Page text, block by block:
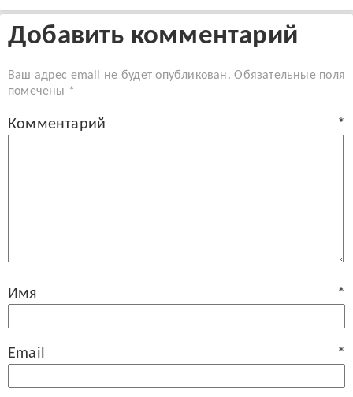
Добавить комментарий
Ваш адрес email не будет опубликован. Обязательные поля
помечены *
Комментарий *
Имя *
Email *